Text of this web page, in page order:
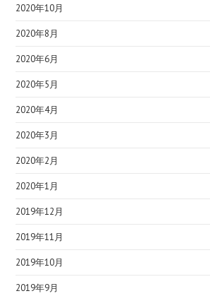
2020年10月
2020年8月
2020年6月
2020年5月
2020年4月
2020年3月
2020年2月
2020年1月
2019年12月
2019年11月
2019年10月
2019年9月